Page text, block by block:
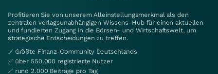
Profitieren Sie von unserem Alleinstellungsmerkmal als den
zentralen verlagsunabhängigen Wissens-Hub für einen aktuellen
und fundierten Zugang in die Börsen- und Wirtschaftswelt, um
strategische Entscheidungen zu treffen.
✅ Größte Finanz-Community Deutschlands
✅ über 550.000 registrierte Nutzer
✅ rund 2.000 Beiträge pro Tag